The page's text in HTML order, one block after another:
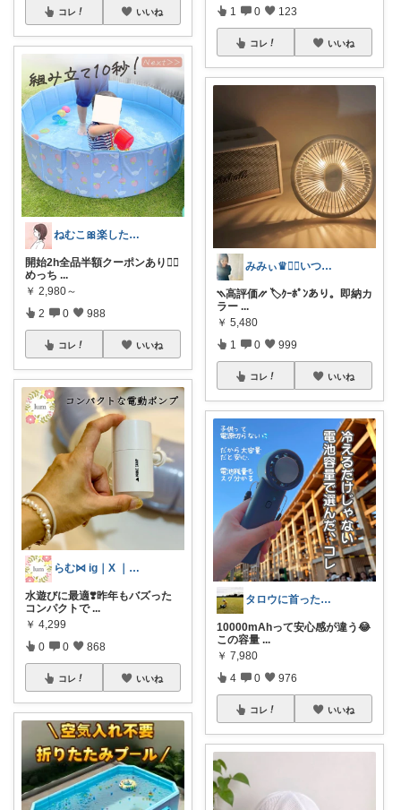
コレ いいね
ねむこ🎀楽したいママの購入品ほぼオリ写
開始2h全品半額クーポンあり❤️‍🔥
めっち ...
￥ 2,980～
2 0 988
コレ いいね
らむ⋈ ig｜X ｜🍋｜ameblo
水遊びに最適❣️昨年もバズった
コンパクトで ...
￥ 4,299
0 0 868
コレ いいね
1 0 123
コレ いいね
みみぃ♛👯‍♀️いつもありがとう🎪
⳹高評価⳼ 🏷️ｸｰﾎﾟﾝあり。即納カ
ラー ...
￥ 5,480
1 0 999
コレ いいね
タロウに首ったけ🌞朝コレ
10000mAhって安心感が違う😂
この容量 ...
￥ 7,980
4 0 976
コレ いいね